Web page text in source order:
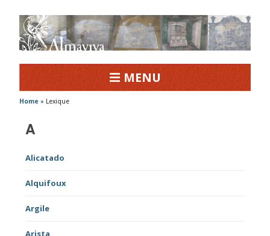
MENU
Home » Lexique
A
Alicatado
Alquifoux
Argile
Arista